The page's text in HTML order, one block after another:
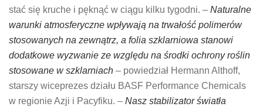
stać się kruche i pęknąć w ciągu kilku tygodni. – Naturalne
warunki atmosferyczne wpływają na trwałość polimerów
stosowanych na zewnątrz, a folia szklarniowa stanowi
dodatkowe wyzwanie ze względu na środki ochrony roślin
stosowane w szklarniach – powiedział Hermann Althoff,
starszy wiceprezes działu BASF Performance Chemicals
w regionie Azji i Pacyfiku. – Nasz stabilizator światła